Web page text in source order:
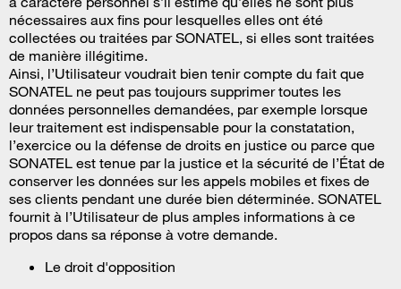
nécessaires aux fins pour lesquelles elles ont été
collectées ou traitées par SONATEL, si elles sont traitées
de manière illégitime.
Ainsi, l’Utilisateur voudrait bien tenir compte du fait que
SONATEL ne peut pas toujours supprimer toutes les
données personnelles demandées, par exemple lorsque
leur traitement est indispensable pour la constatation,
l’exercice ou la défense de droits en justice ou parce que
SONATEL est tenue par la justice et la sécurité de l’État de
conserver les données sur les appels mobiles et fixes de
ses clients pendant une durée bien déterminée. SONATEL
fournit à l’Utilisateur de plus amples informations à ce
propos dans sa réponse à votre demande.
Le droit d'opposition